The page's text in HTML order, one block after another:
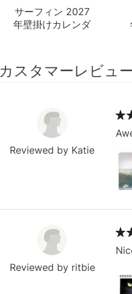
サーフィン 2027
年壁掛けカレンダ
カスタマーレビュー
Reviewed by Katie
Reviewed by ritbie